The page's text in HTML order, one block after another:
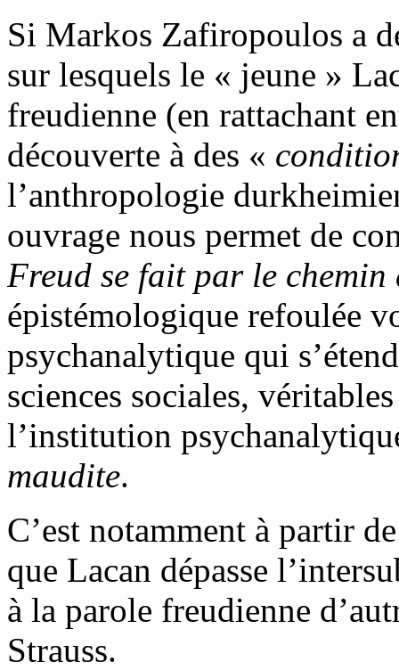
Si Markos Zafiropoulos a
sur lesquels le « jeune »
freudienne (en rattachant
découverte à des «
l’anthropologie
ouvrage nous permet de
Freud se fait par le chemin
épistémologique refoulée
psychanalytique qui
sciences sociales,
l’institution
maudite.
C’est notamment à partir
que Lacan dépasse
à la parole freudienne
Strauss.